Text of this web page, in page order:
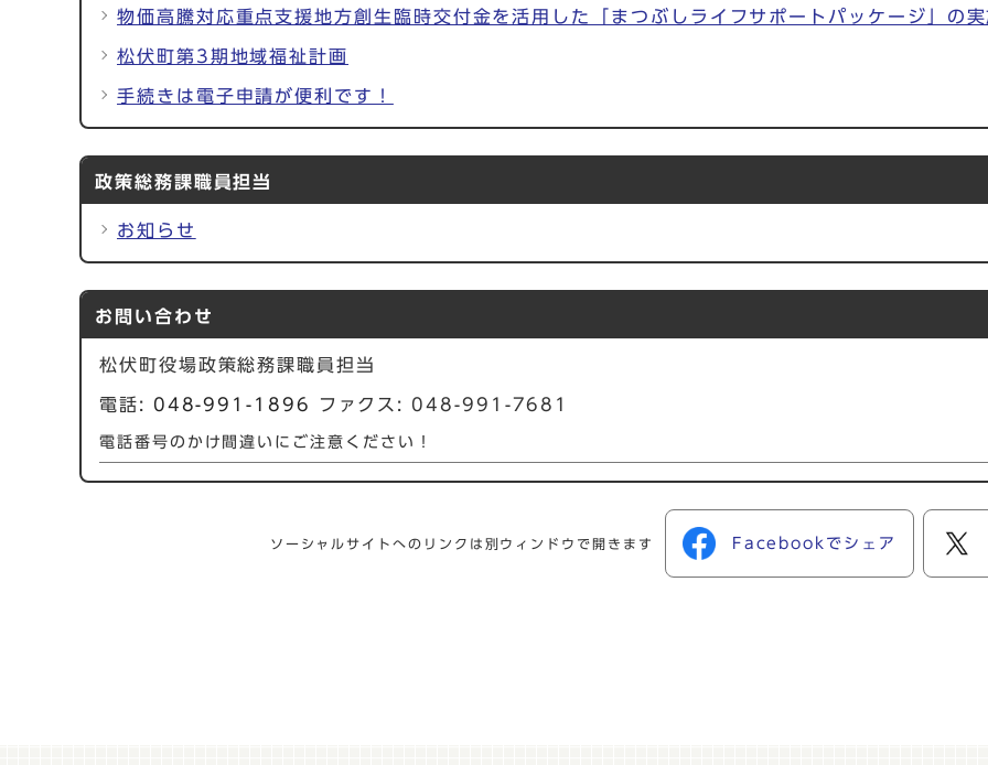
物価高騰対応重点支援地方創生臨時交付金を活用した「まつぶしライフサポートパッケージ」の
松伏町第3期地域福祉計画
手続きは電子申請が便利です！
政策総務課職員担当
お知らせ
お問い合わせ
松伏町役場政策総務課職員担当
電話: 048-991-1896 ファクス: 048-991-7681
電話番号のかけ間違いにご注意ください！
ソーシャルサイトへのリンクは別ウィンドウで開きます Facebookでシェア